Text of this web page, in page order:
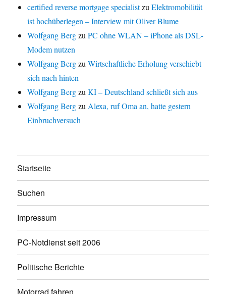
certified reverse mortgage specialistzuElektromobilität
ist hochüberlegen – Interview mit Oliver Blume
Wolfgang BergzuPC ohne WLAN – iPhone als DSL-
Modem nutzen
Wolfgang BergzuWirtschaftliche Erholung verschiebt
sich nach hinten
Wolfgang BergzuKI – Deutschland schließt sich aus
Wolfgang Bergzu Alexa, ruf Oma an, hatte gestern
Einbruchversuch
Startseite
Suchen
Impressum
PC-Notdienst seit 2006
Politische Berichte